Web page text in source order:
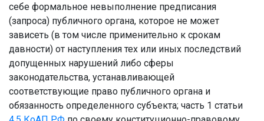
себе формальное невыполнение предписания
(запроса) публичного органа, которое не может
зависеть (в том числе применительно к срокам
давности) от наступления тех или иных последствий
допущенных нарушений либо сферы
законодательства, устанавливающей
соответствующие право публичного органа и
обязанность определенного субъекта; часть 1 статьи